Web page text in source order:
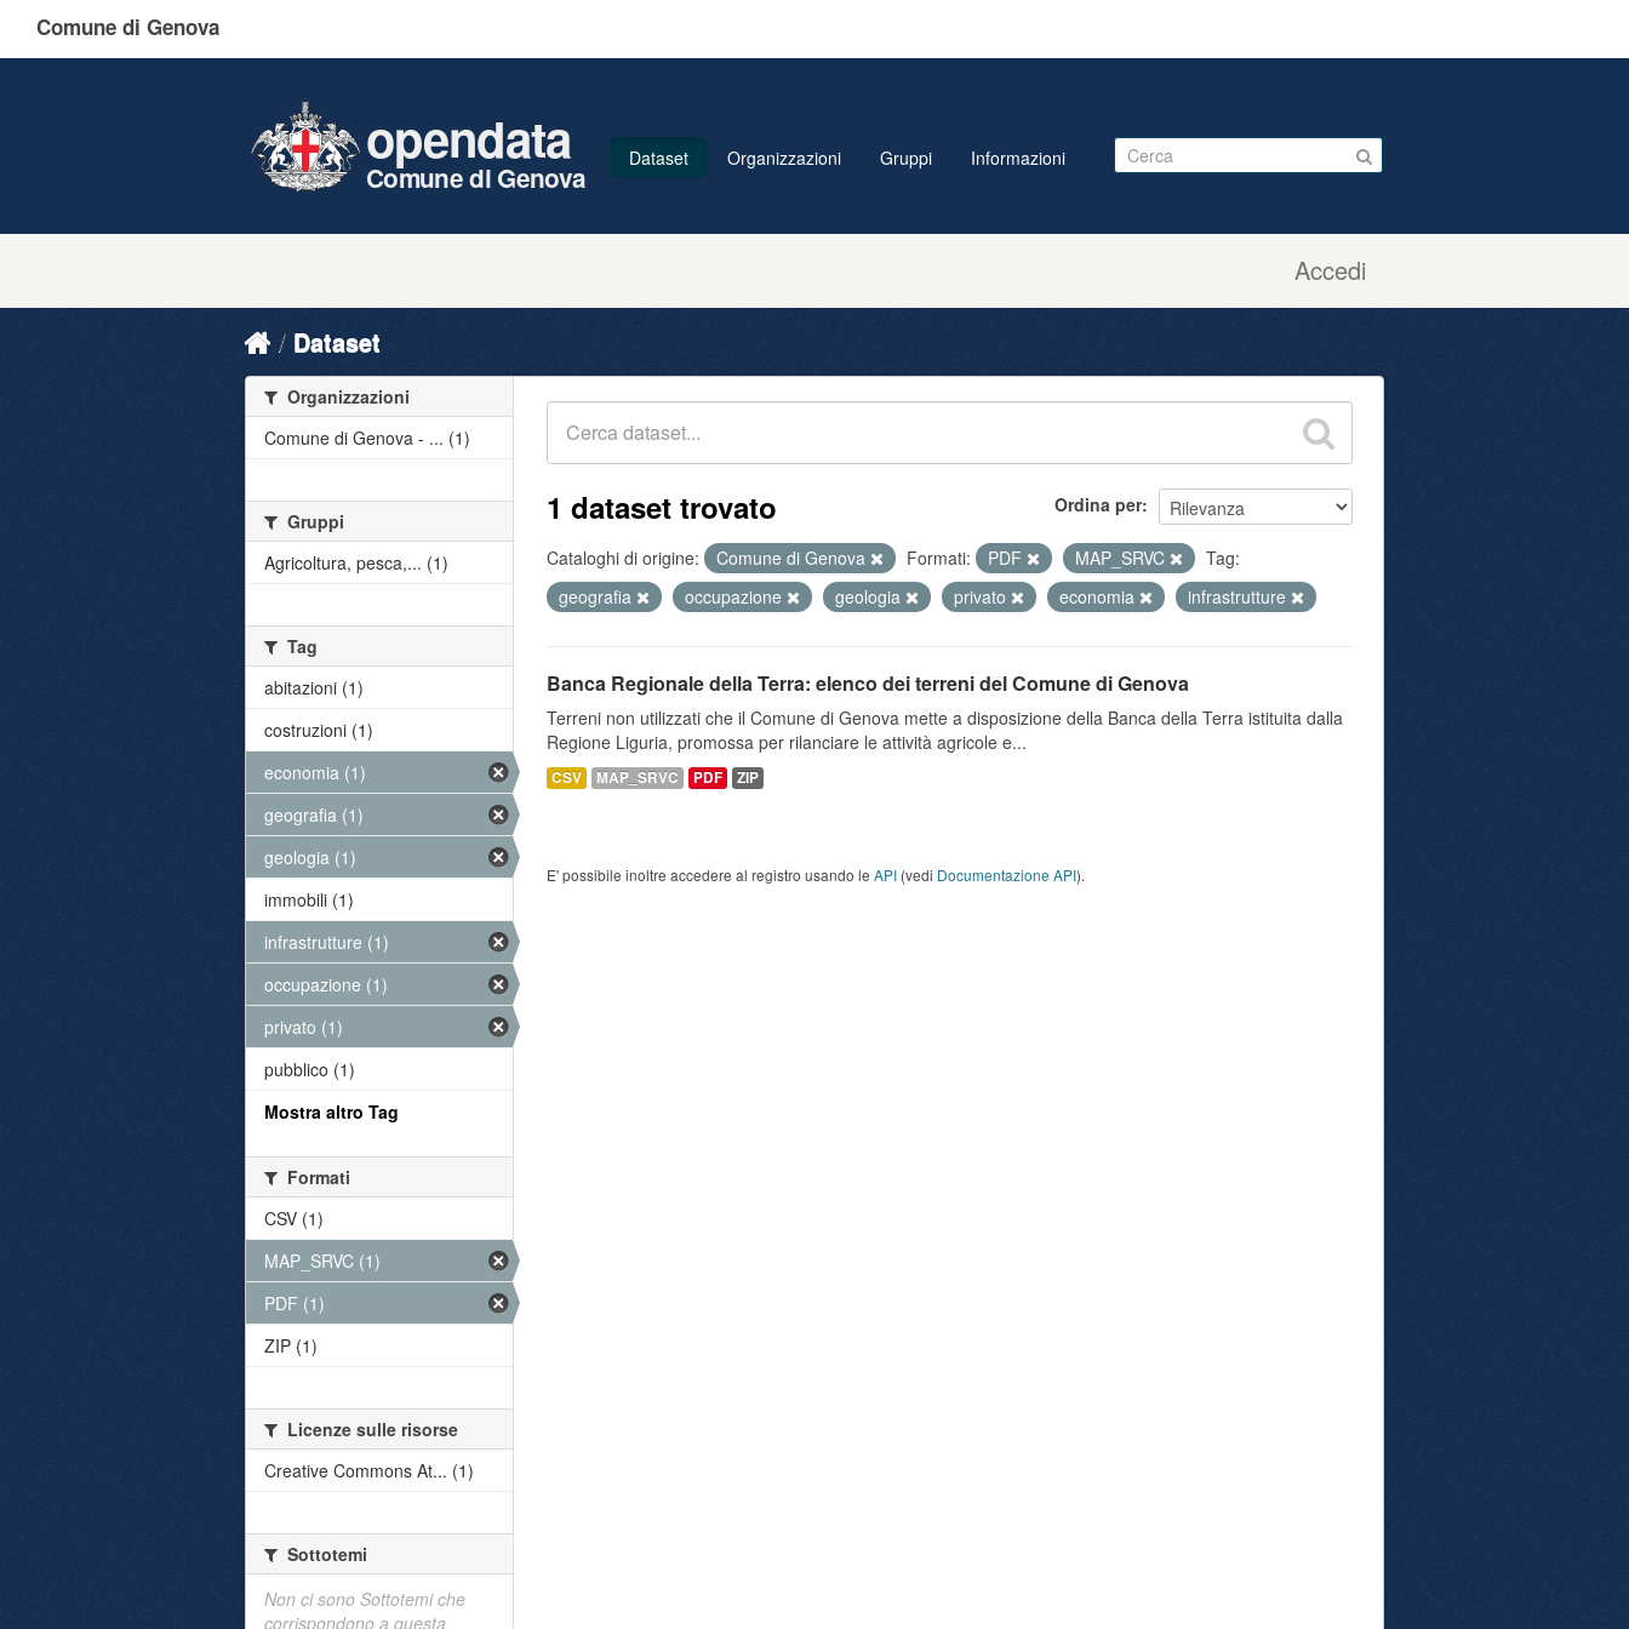
Comune di Genova
Accedi
opendata
Comune di Genova
Dataset Organizzazioni Gruppi Informazioni
Dataset
Ordina per
1 dataset trovato
Cataloghi di origine: Comune di Genova Formati: PDF MAP_SRVC
Tag:
geografia
occupazione geologia privato economia infrastrutture
Banca Regionale della Terra: elenco dei terreni del Comune di Genova
Terreni non utilizzati che il Comune di Genova mette a disposizione della Banca della Terra istituita dalla
Regione Liguria, promossa per rilanciare le attività agricole e...
CSV MAP_SRVC PDF ZIP
E' possibile inoltre accedere al registro usando le API (vedi Documentazione API).
Organizzazioni
Comune di Genova - ... (1)
Gruppi
Agricoltura, pesca,... (1)
Tag
abitazioni (1)
costruzioni (1)
economia (1)
geografia (1)
geologia (1)
immobili (1)
infrastrutture (1)
occupazione (1)
privato (1)
pubblico (1)
Mostra altro Tag
Formati
CSV (1)
MAP_SRVC (1)
PDF (1)
ZIP (1)
Licenze sulle risorse
Creative Commons At... (1)
Sottotemi
Non ci sono Sottotemi che
corrispondono a questa